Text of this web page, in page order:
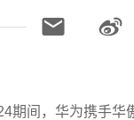
期间，华为携手